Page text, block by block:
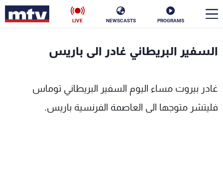
PROGRAMS
NEWSCASTS
LIVE
السفير البريطاني غادر الى باريس
غادر بيروت مساء اليوم السفير البريطاني توماس
فليتشر متوجها الى العاصمة الفرنسية باريس.
سياسة ناس
إقتصاد فن